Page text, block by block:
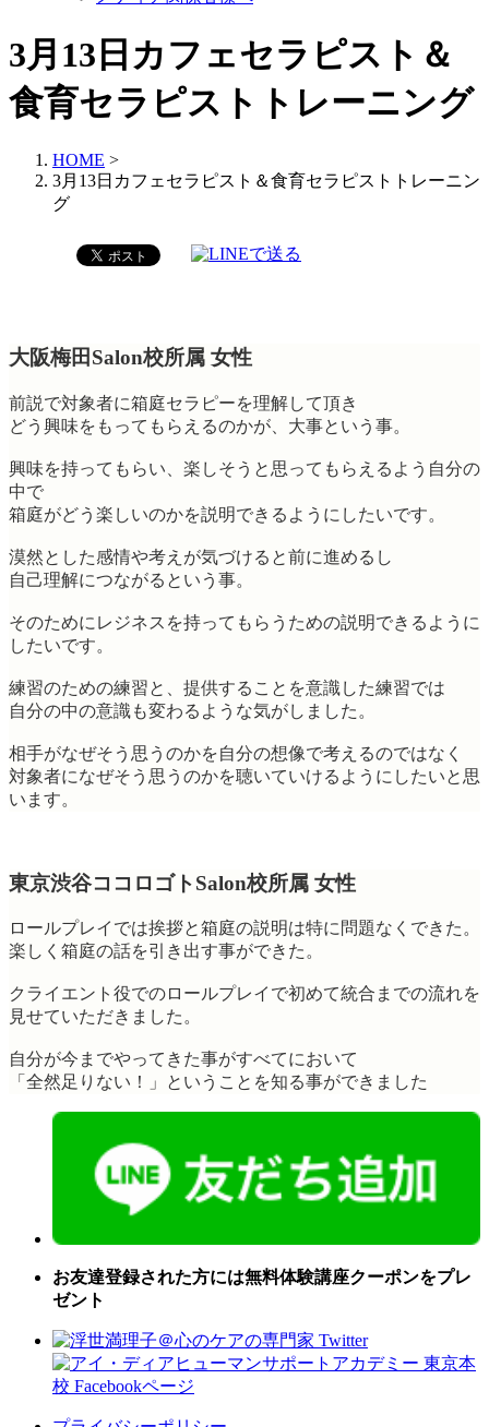
3月13日カフェセラピスト＆
食育セラピストトレーニング
HOME >
3月13日カフェセラピスト＆食育セラピストトレーニン
グ
大阪梅田Salon校所属 女性
前説で対象者に箱庭セラピーを理解して頂き
どう興味をもってもらえるのかが、大事という事。
興味を持ってもらい、楽しそうと思ってもらえるよう自分の
中で
箱庭がどう楽しいのかを説明できるようにしたいです。
漠然とした感情や考えが気づけると前に進めるし
自己理解につながるという事。
そのためにレジネスを持ってもらうための説明できるように
したいです。
練習のための練習と、提供することを意識した練習では
自分の中の意識も変わるような気がしました。
相手がなぜそう思うのかを自分の想像で考えるのではなく
対象者になぜそう思うのかを聴いていけるようにしたいと思
います。
東京渋谷ココロゴトSalon校所属 女性
ロールプレイでは挨拶と箱庭の説明は特に問題なくできた。
楽しく箱庭の話を引き出す事ができた。
クライエント役でのロールプレイで初めて統合までの流れを
見せていただきました。
自分が今までやってきた事がすべてにおいて
「全然足りない！」ということを知る事ができました
お友達登録された方には無料体験講座クーポンをプレ
ゼント